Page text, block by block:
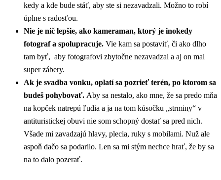
kedy a kde bude stáť, aby ste si nezavadzali. Možno to robí
úplne s radosťou.
Nie je nič lepšie, ako kameraman, ktorý je inokedy
fotograf a spolupracuje. Vie kam sa postaviť, či ako dlho
tam byť, aby fotografovi zbytočne nezavadzal a aj on mal
super zábery.
Ak je svadba vonku, oplatí sa pozrieť terén, po ktorom sa
budeš pohybovať. Aby sa nestalo, ako mne, že sa predo mňa
na kopček natrepú ľudia a ja na tom kúsočku „strminy“ v
antituristickej obuvi nie som schopný dostať sa pred nich.
Všade mi zavadzajú hlavy, plecia, ruky s mobilami. Nuž ale
aspoň dačo sa podarilo. Len sa mi stým nechce hrať, že by sa
na to dalo pozerať.